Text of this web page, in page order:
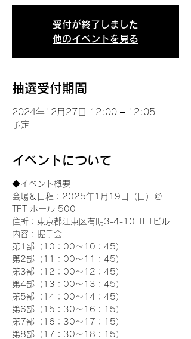
受付が終了しました
他のイベントを見る
抽選受付期間
2024年12月27日 12:00 – 12:05
予定
イベントについて
◆イベント概要
会場＆日程：2025年1月19日（日）＠
TFT ホール 500
住所：東京都江東区有明3-4-10 TFTビル
内容：握手会
第1部（10：00～10：45）
第2部（11：00～11：45）
第3部（12：00～12：45）
第4部（13：00～13：45）
第5部（14：00～14：45）
第6部（15：30～16：15）
第7部（16：30～17：15）
第8部（17：30～18：15）